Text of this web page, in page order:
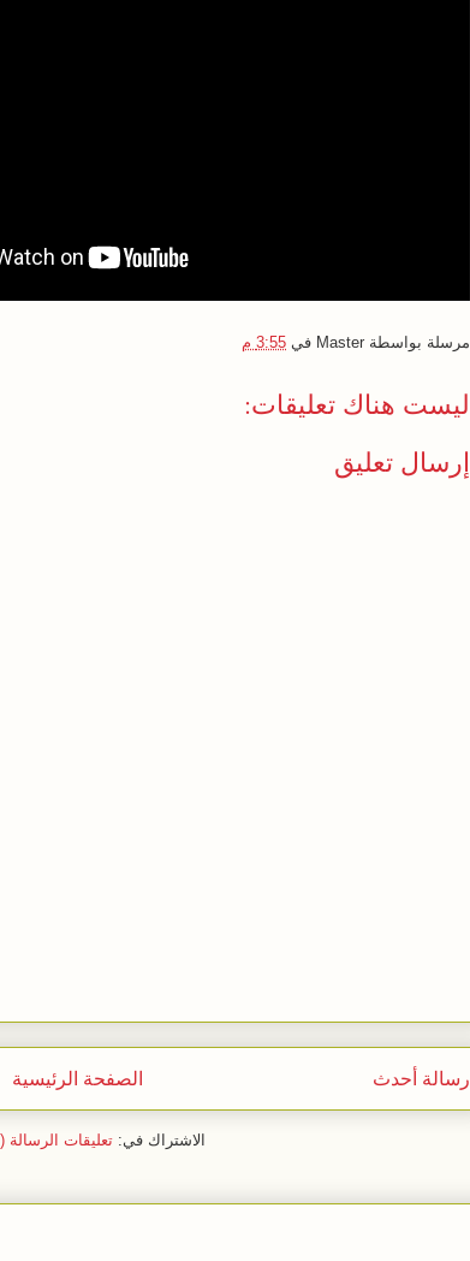
مرسلة بواسطة Master في 3:55 م
ليست هناك تعليقات:
إرسال تعليق
رسالة أحدث الصفحة الرئيسية
الاشتراك في: تعليقات الرسالة (Atom)